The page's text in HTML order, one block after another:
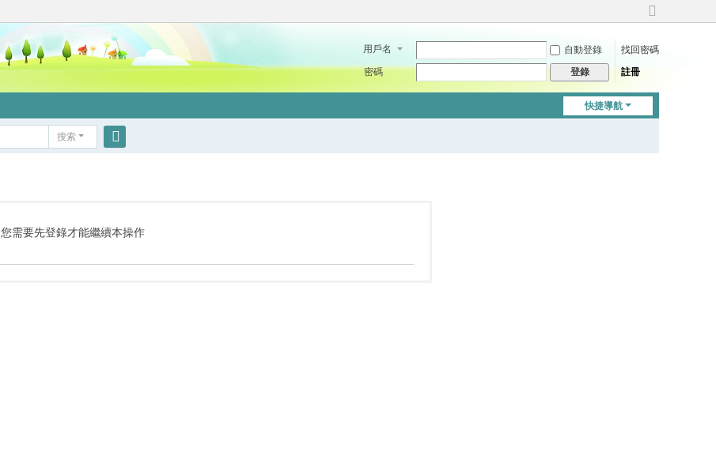
切
到
用戶名 自動登錄
找回密碼
密碼
登錄 註冊
快捷導航
搜索
您需要先登錄才能繼續本操作